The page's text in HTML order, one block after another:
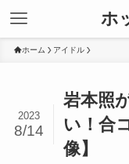
ホ
ホーム アイドル
岩本照
い！合
像】
2023
8/14